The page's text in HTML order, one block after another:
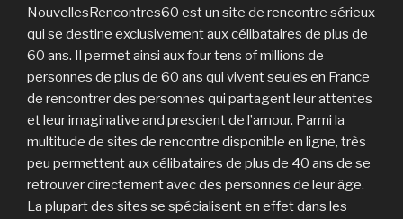
NouvellesRencontres60 est un site de rencontre sérieux
qui se destine exclusivement aux célibataires de plus de
60 ans. Il permet ainsi aux four tens of millions de
personnes de plus de 60 ans qui vivent seules en France
de rencontrer des personnes qui partagent leur attentes
et leur imaginative and prescient de l’amour. Parmi la
multitude de sites de rencontre disponible en ligne, très
peu permettent aux célibataires de plus de 40 ans de se
retrouver directement avec des personnes de leur âge.
La plupart des sites se spécialisent en effet dans les